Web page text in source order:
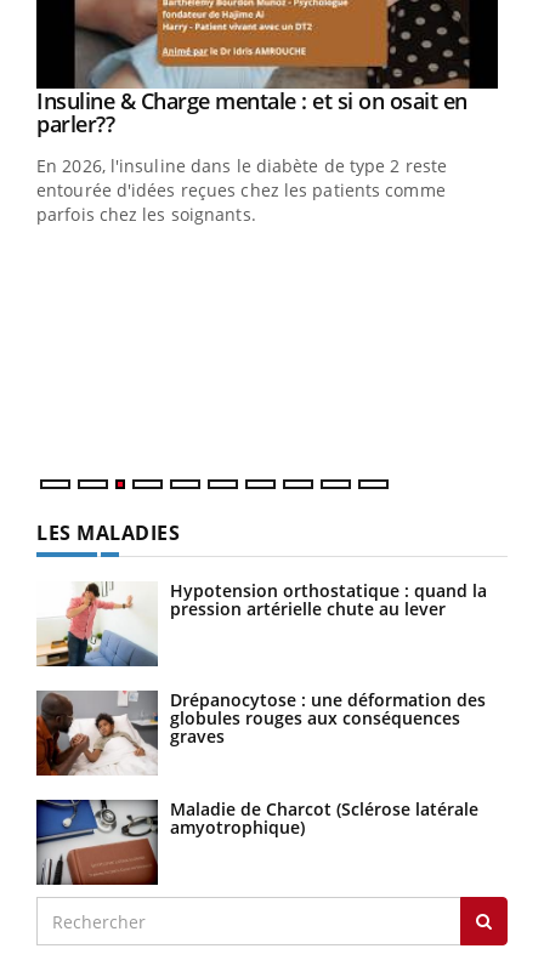
Youtube
Insuline & Charge mentale : et si on osait en
parler??Youtube
En 2026, l'insuline dans le diabète de type 2 reste
entourée d'idées reçues chez les patients comme
parfois chez les soignants.
LES MALADIES
Hypotension orthostatique : quand la
pression artérielle chute au lever
Drépanocytose : une déformation des
globules rouges aux conséquences
graves
Maladie de Charcot (Sclérose latérale
amyotrophique)